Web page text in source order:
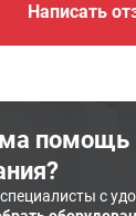
Написать
помощь
с